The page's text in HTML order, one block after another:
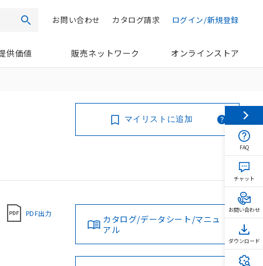
検索 ログイン/新規登録
カタログ請求
お問い合わせ
供価値 販売ネットワーク オンラインストア
マイリストに追加
PDF出力
カタログ/データシート/マニュ
アル
FAQ
チャット
お問い合わせ
ダウンロード